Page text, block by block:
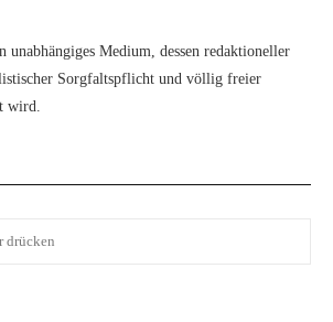
Medium, dessen redaktioneller
Sorgfaltspflicht und völlig freier
wird.